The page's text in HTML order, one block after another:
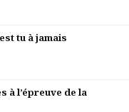
tu à jamais
à l’épreuve de la